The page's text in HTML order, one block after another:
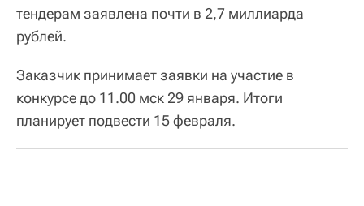
тендерам заявлена почти в 2,7 миллиарда
рублей.
Заказчик принимает заявки на участие в
конкурсе до 11.00 мск 29 января. Итоги
планирует подвести 15 февраля.